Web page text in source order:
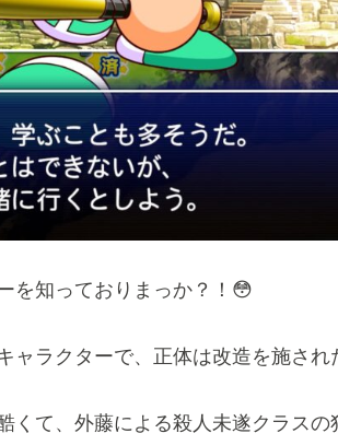
を知っておりまっか？！😳
ャラクターで、正体は改造を施され
くて、外藤による殺人未遂クラス